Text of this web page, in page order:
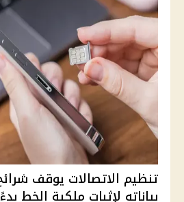
تنظيم الاتصالات يوقف
بياناته لإثبات ملكية الخط